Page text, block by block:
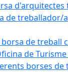
d'arquitectes
de
de treball
de
borses